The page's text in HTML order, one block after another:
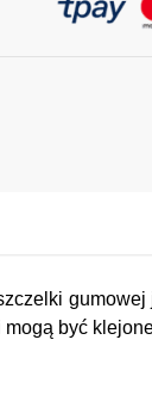
gumowej
być